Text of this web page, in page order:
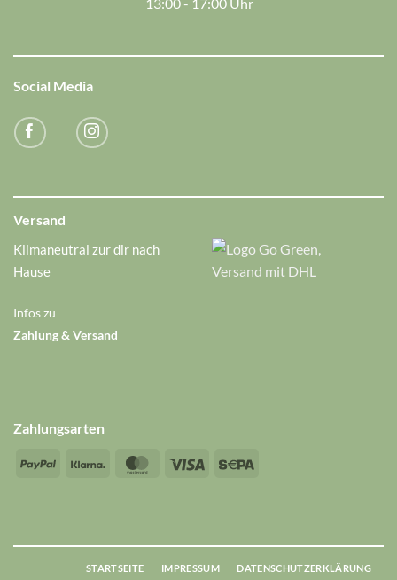
Social Media
Versand
Klimaneutral zur dir nach
Hause
Infos zu
Zahlung & Versand
Zahlungsarten
PayPal
Klarna MasterCard
Visa
STARTSEITE IMPRESSUM DATENSCHUTZERKLÄRUNG